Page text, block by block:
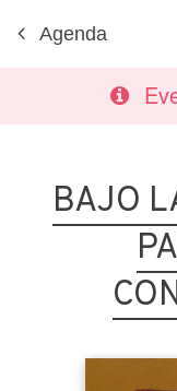
Agenda
BAJO